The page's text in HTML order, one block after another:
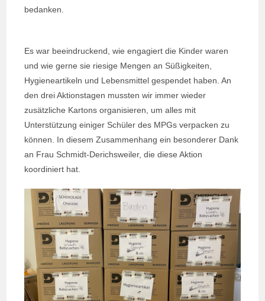
bedanken.
Es war beeindruckend, wie engagiert die Kinder waren
und wie gerne sie riesige Mengen an Süßigkeiten,
Hygieneartikeln und Lebensmittel gespendet haben. An
den drei Aktionstagen mussten wir immer wieder
zusätzliche Kartons organisieren, um alles mit
Unterstützung einiger Schüler des MPGs verpacken zu
können. In diesem Zusammenhang ein besonderer Dank
an Frau Schmidt-Derichsweiler, die diese Aktion
koordiniert hat.